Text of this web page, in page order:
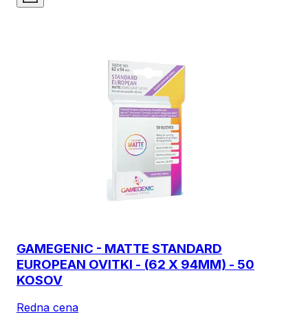
GAMEGENIC - MATTE STANDARD
EUROPEAN OVITKI - (62 X 94MM) - 50
KOSOV
Redna cena